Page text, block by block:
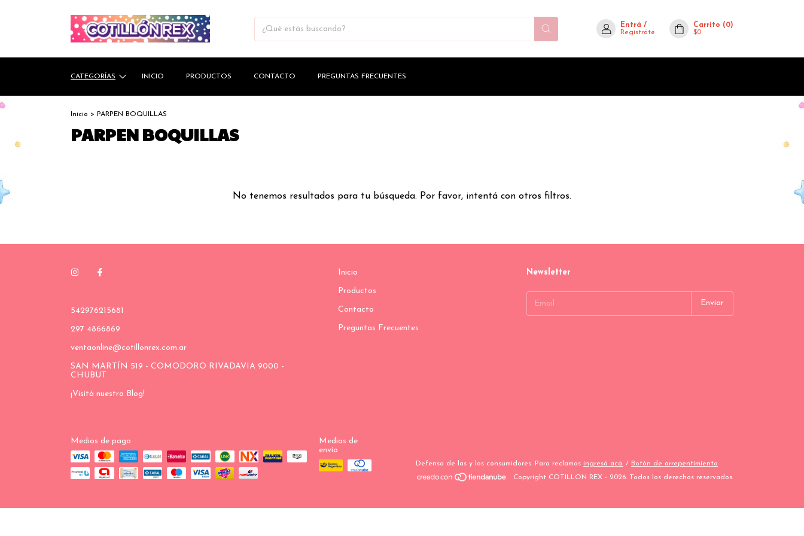
Entrá /
Registráte
Carrito (0)
$0
CATEGORÍAS INICIO PRODUCTOS CONTACTO PREGUNTAS FRECUENTES
Inicio > PARPEN BOQUILLAS
PARPEN BOQUILLAS
No tenemos resultados para tu búsqueda. Por favor, intentá con otros filtros.
542976215681
297 4866869
ventaonline@cotillonrex.com.ar
SAN MARTÍN 519 - COMODORO RIVADAVIA 9000 -
CHUBUT
¡Visitá nuestro Blog!
Inicio
Productos
Contacto
Preguntas Frecuentes
Newsletter
Medios de pago
Medios de
envío
Defensa de las y los consumidores. Para reclamos ingresá acá. / Botón de arrepentimiento
Copyright COTILLON REX - 2026. Todos los derechos reservados.